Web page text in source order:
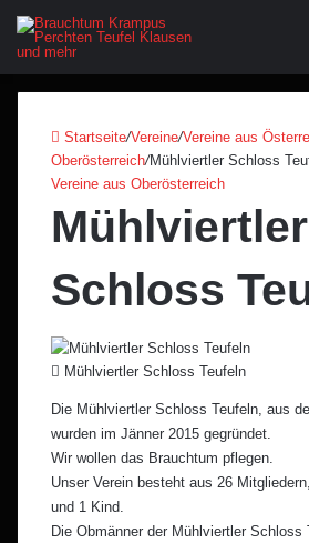
Startseite/Vereine/Vereine aus
Oberösterreich/Mühlviertler Schloss
Vereine aus Oberösterreich
Mühlviertler
Schloss
Mühlviertler Schloss Teufeln
Die Mühlviertler Schloss Teufeln, aus
wurden im Jänner 2015 gegründet.
Wir wollen das Brauchtum pflegen.
Unser Verein besteht aus 26
und 1 Kind.
Die Obmänner der Mühlviertler Schloss